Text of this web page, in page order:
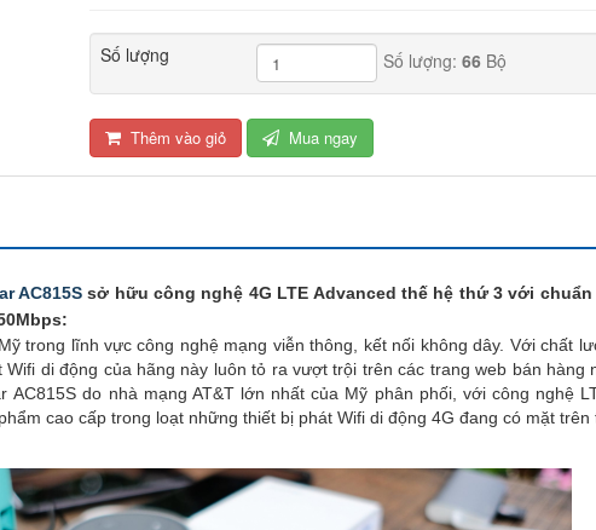
Số lượng Số lượng: 66Bộ
Thêm vào giỏ Mua ngay
AC815Ssở hữu công nghệ 4G LTE Advanced thế hệ thứ 3 với chuẩn
trong lĩnh vực công nghệ mạng viễn thông, kết nối không dây. Với chất
di động của hãng này luôn tỏ ra vượt trội trên các trang web bán hàng
AC815S do nhà mạng AT&T lớn nhất của Mỹ phân phối, với công nghệ
cao cấp trong loạt những thiết bị phát Wifi di động 4G đang có mặt trên